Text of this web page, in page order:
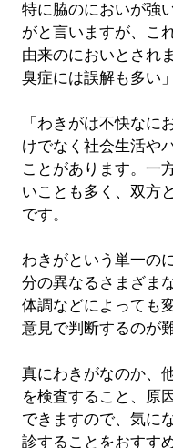
特に脇のにおいが強
がと言いますが、こ
由来のにおいとされ
臭症には誤解も多い
「わきがは不快なに
けでなく社会生活や
ことがあります。一
いことも多く、双方
です。
わきがという単一の
分の異なるさまざま
体調などによっても
意見で判断するのが
真にわきがなのか、
を検査すること、原
できますので、気に
診することをおすす